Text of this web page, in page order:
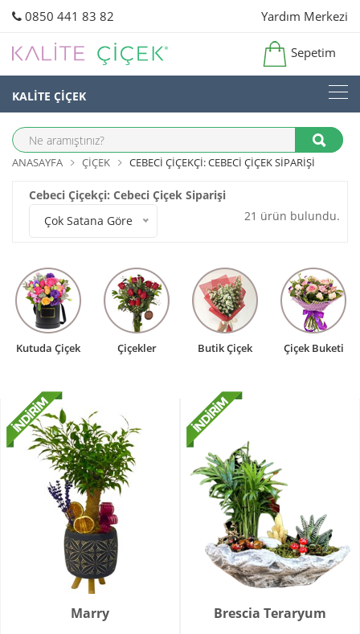
0850 441 83 82 Yardım Merkezi
Sepetim
KALİTE ÇİÇEK
ANASAYFA ÇIÇEK CEBECI ÇIÇEKÇI: CEBECI ÇIÇEK SIPARIŞI
Cebeci Çiçekçi: Cebeci Çiçek Siparişi
Çok Satana Göre
21 ürün bulundu.
Kutuda Çiçek Çiçekler Butik Çiçek Çiçek Buketi
Marry Brescia Teraryum